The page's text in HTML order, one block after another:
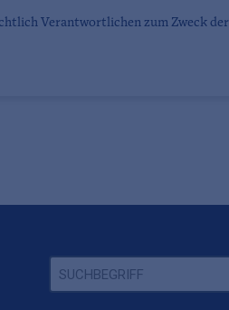
Verantwortlichen zum Zweck der